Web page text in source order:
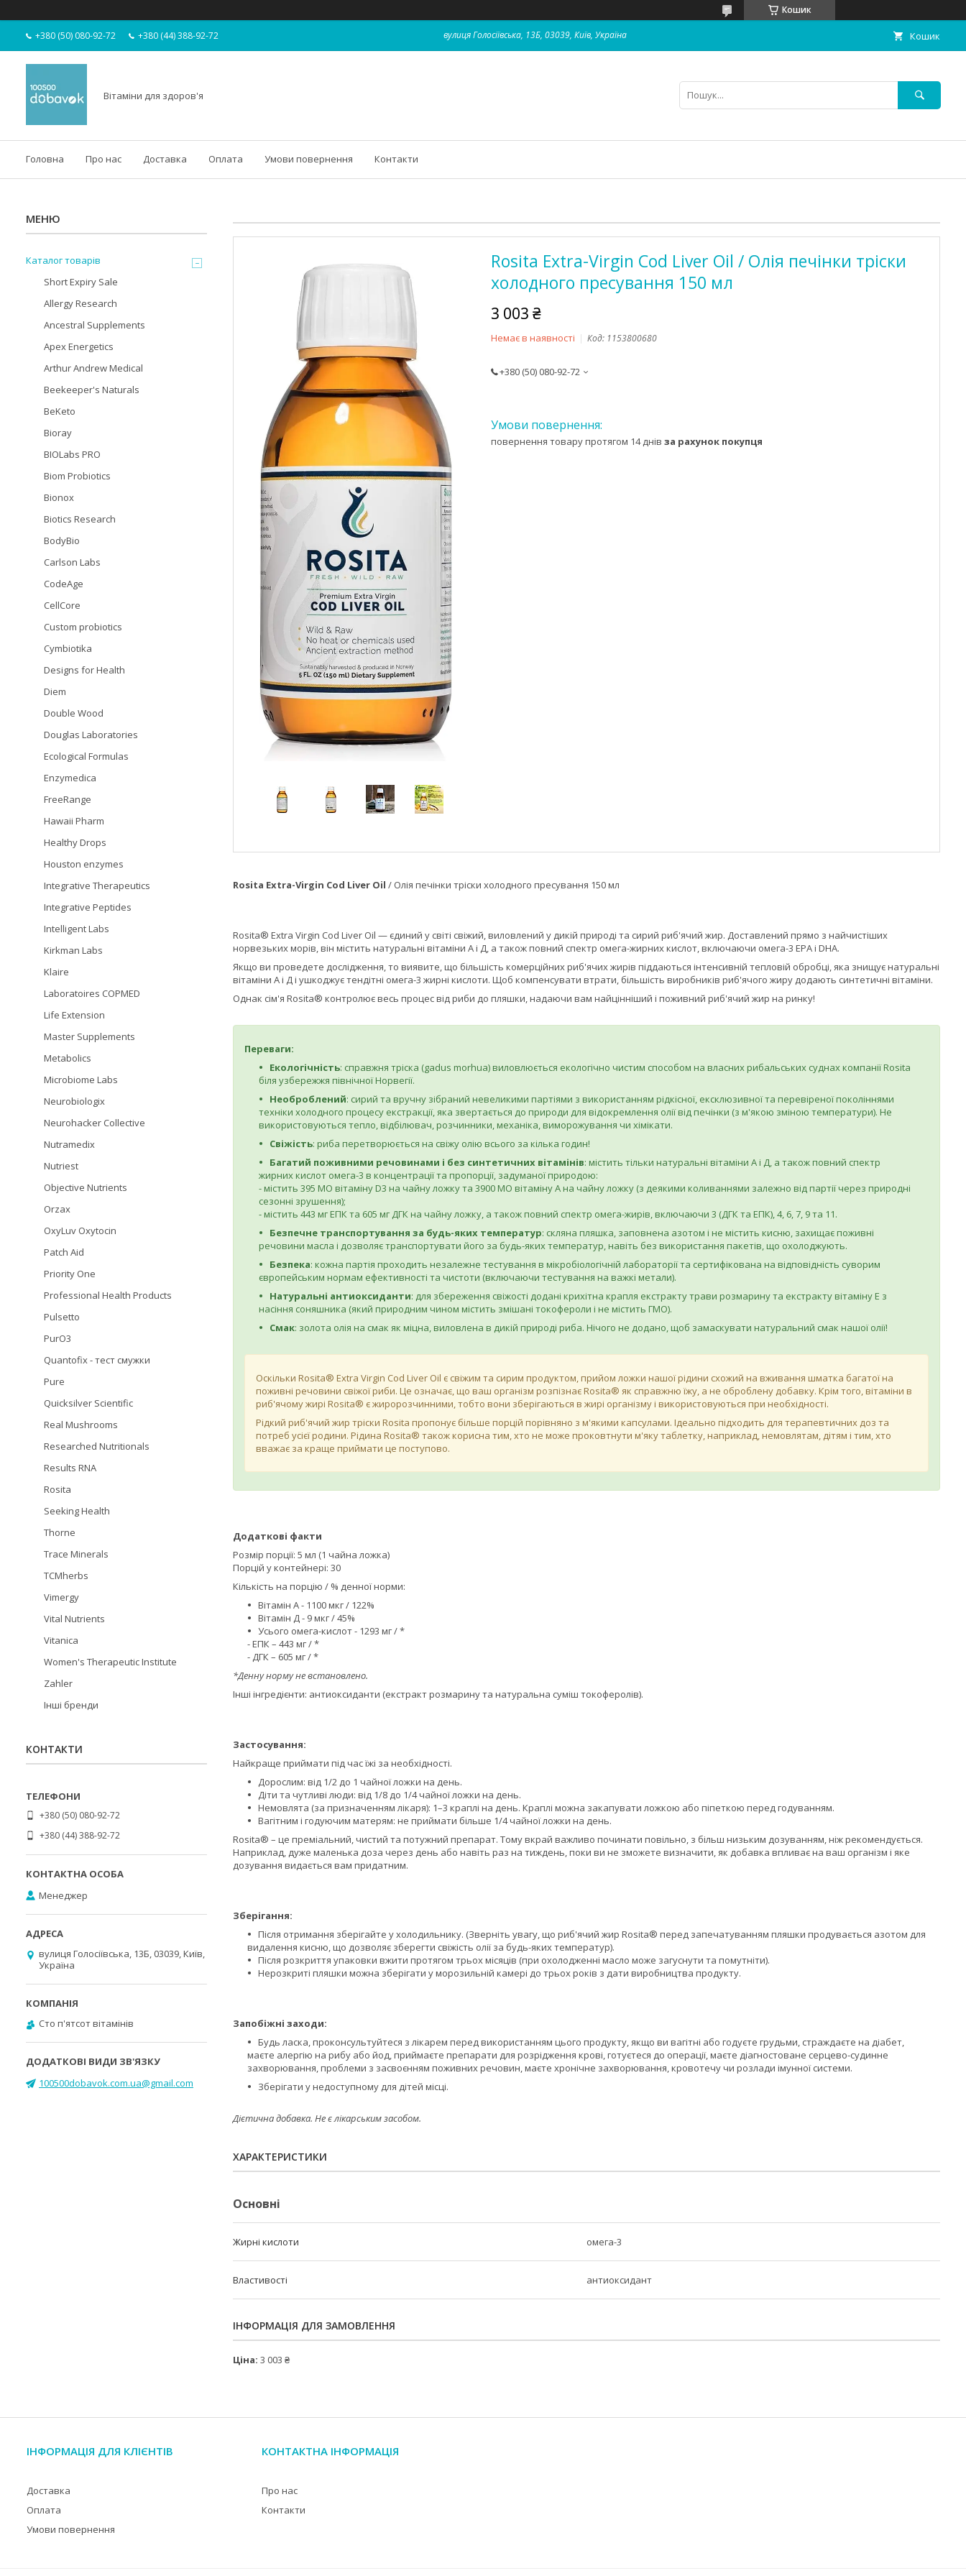
Кошик
+380 (50) 080-92-72 +380 (44) 388-92-72 вулиця Голосіївська, 13Б, 03039, Київ, Україна Кошик
Вітаміни для здоров'я
Головна Про нас Доставка Оплата Умови повернення Контакти
Rosita Extra-Virgin Cod Liver Oil / Олія печінки тріски
холодного пресування 150 мл
3 003 ₴
Немає в наявності Код: 1153800680
+380 (50) 080-92-72
повернення товару протягом 14 днів за рахунок покупця
Rosita Extra-Virgin Cod Liver Oil / Олія печінки тріски холодного пресування 150 мл
Rosita® Extra Virgin Cod Liver Oil — єдиний у світі свіжий, виловлений у дикій природі та сирий риб'ячий жир. Доставлений прямо з найчистіших
норвезьких морів, він містить натуральні вітаміни A і Д, а також повний спектр омега-жирних кислот, включаючи омега-3 EPA і DHA.
Якщо ви проведете дослідження, то виявите, що більшість комерційних риб'ячих жирів піддаються інтенсивній тепловій обробці, яка знищує натуральні
вітаміни A і Д і ушкоджує тендітні омега-3 жирні кислоти. Щоб компенсувати втрати, більшість виробників риб'ячого жиру додають синтетичні вітаміни.
Однак сім'я Rosita® контролює весь процес від риби до пляшки, надаючи вам найцінніший і поживний риб'ячий жир на ринку!
Переваги:
Екологічність: справжня тріска (gadus morhua) виловлюється екологічно чистим способом на власних рибальських суднах компанії Rosita
біля узбережжя північної Норвегії.
Необроблений: сирий та вручну зібраний невеликими партіями з використанням рідкісної, ексклюзивної та перевіреної поколіннями
техніки холодного процесу екстракції, яка звертається до природи для відокремлення олії від печінки (з м'якою зміною температури). Не
використовуються тепло, відбілювач, розчинники, механіка, виморожування чи хімікати.
Свіжість: риба перетворюється на свіжу олію всього за кілька годин!
Багатий поживними речовинами і без синтетичних вітамінів: містить тільки натуральні вітаміни А і Д, а також повний спектр
жирних кислот омега-3 в концентрації та пропорції, задуманої природою:
- містить 395 МО вітаміну D3 на чайну ложку та 3900 МО вітаміну А на чайну ложку (з деякими коливаннями залежно від партії через природні
сезонні зрушення);
- містить 443 мг ЕПК та 605 мг ДГК на чайну ложку, а також повний спектр омега-жирів, включаючи 3 (ДГК та ЕПК), 4, 6, 7, 9 та 11.
Безпечне транспортування за будь-яких температур: скляна пляшка, заповнена азотом і не містить кисню, захищає поживні
речовини масла і дозволяє транспортувати його за будь-яких температур, навіть без використання пакетів, що охолоджують.
Безпека: кожна партія проходить незалежне тестування в мікробіологічній лабораторії та сертифікована на відповідність суворим
європейським нормам ефективності та чистоти (включаючи тестування на важкі метали).
Натуральні антиоксиданти: для збереження свіжості додані крихітна крапля екстракту трави розмарину та екстракту вітаміну Е з
насіння соняшника (який природним чином містить змішані токофероли і не містить ГМО).
Смак: золота олія на смак як міцна, виловлена ​​в дикій природі риба. Нічого не додано, щоб замаскувати натуральний смак нашої олії!
Оскільки Rosita® Extra Virgin Cod Liver Oil є свіжим та сирим продуктом, прийом ложки нашої рідини схожий на вживання шматка багатої на
поживні речовини свіжої риби. Це означає, що ваш організм розпізнає Rosita® як справжню їжу, а не оброблену добавку. Крім того, вітаміни в
риб'ячому жирі Rosita® є жиророзчинними, тобто вони зберігаються в жирі організму і використовуються при необхідності.
Рідкий риб'ячий жир тріски Rosita пропонує більше порцій порівняно з м'якими капсулами. Ідеально підходить для терапевтичних доз та
потреб усієї родини. Рідина Rosita® також корисна тим, хто не може проковтнути м'яку таблетку, наприклад, немовлятам, дітям і тим, хто
вважає за краще приймати це поступово.
Додаткові факти
Розмір порції: 5 мл (1 чайна ложка)
Порцій у контейнері: 30
Кількість на порцію / % денної норми:
Вітамін А - 1100 мкг / 122%
Вітамін Д - 9 мкг / 45%
Усього омега-кислот - 1293 мг / *
- ЕПК – 443 мг / *
- ДГК – 605 мг / *
*Денну норму не встановлено.
Інші інгредієнти: антиоксиданти (екстракт розмарину та натуральна суміш токоферолів).
Застосування:
Найкраще приймати під час їжі за необхідності.
Дорослим: від 1/2 до 1 чайної ложки на день.
Діти та чутливі люди: від 1/8 до 1/4 чайної ложки на день.
Немовлята (за призначенням лікаря): 1–3 краплі на день. Краплі можна закапувати ложкою або піпеткою перед годуванням.
Вагітним і годуючим матерям: не приймати більше 1/4 чайної ложки на день.
Rosita® – це преміальний, чистий та потужний препарат. Тому вкрай важливо починати повільно, з більш низьким дозуванням, ніж рекомендується.
Наприклад, дуже маленька доза через день або навіть раз на тиждень, поки ви не зможете визначити, як добавка впливає на ваш організм і яке
дозування видається вам придатним.
Зберігання:
Після отримання зберігайте у холодильнику. (Зверніть увагу, що риб'ячий жир Rosita® перед запечатуванням пляшки продувається азотом для
видалення кисню, що дозволяє зберегти свіжість олії за будь-яких температур).
Після розкриття упаковки вжити протягом трьох місяців (при охолодженні масло може загуснути та помутніти).
Нерозкриті пляшки можна зберігати у морозильній камері до трьох років з дати виробництва продукту.
Запобіжні заходи:
Будь ласка, проконсультуйтеся з лікарем перед використанням цього продукту, якщо ви вагітні або годуєте грудьми, страждаєте на діабет,
маєте алергію на рибу або йод, приймаєте препарати для розрідження крові, готуєтеся до операції, маєте діагностоване серцево-судинне
захворювання, проблеми з засвоєнням поживних речовин, маєте хронічне захворювання, кровотечу чи розлади імунної системи.
Зберігати у недоступному для дітей місці.
Дієтична добавка. Не є лікарським засобом.
ХАРАКТЕРИСТИКИ
Основні
Жирні кислоти омега-3
Властивості антиоксидант
ІНФОРМАЦІЯ ДЛЯ ЗАМОВЛЕННЯ
Ціна: 3 003 ₴
Каталог товарів
Short Expiry Sale
Allergy Research
Ancestral Supplements
Apex Energetics
Arthur Andrew Medical
Beekeeper's Naturals
BeKeto
Bioray
BIOLabs PRO
Biom Probiotics
Bionox
Biotics Research
BodyBio
Carlson Labs
CodeAge
CellCore
Custom probiotics
Cymbiotika
Designs for Health
Diem
Double Wood
Douglas Laboratories
Ecological Formulas
Enzymedica
FreeRange
Hawaii Pharm
Healthy Drops
Houston enzymes
Integrative Therapeutics
Integrative Peptides
Intelligent Labs
Kirkman Labs
Klaire
Laboratoires COPMED
Life Extension
Master Supplements
Metabolics
Microbiome Labs
Neurobiologix
Neurohacker Collective
Nutramedix
Nutriest
Objective Nutrients
Orzax
OxyLuv Oxytocin
Patch Aid
Priority One
Professional Health Products
Pulsetto
PurO3
Quantofix - тест смужки
Pure
Quicksilver Scientific
Real Mushrooms
Researched Nutritionals
Results RNA
Rosita
Seeking Health
Thorne
Trace Minerals
TCMherbs
Vimergy
Vital Nutrients
Vitanica
Women's Therapeutic Institute
Zahler
Інші бренди
КОНТАКТИ
+380 (50) 080-92-72
+380 (44) 388-92-72
Менеджер
вулиця Голосіївська, 13Б, 03039, Київ,
Україна
Cто п'ятсот вітамінів
100500dobavok.com.ua@gmail.com
ІНФОРМАЦІЯ ДЛЯ КЛІЄНТІВ
Доставка
Оплата
Умови повернення
КОНТАКТНА ІНФОРМАЦІЯ
Про нас
Контакти